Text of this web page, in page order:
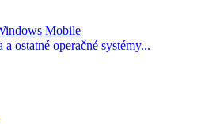
Mobile
ostatné operačné systémy...